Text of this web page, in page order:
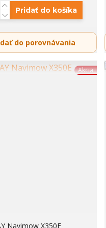
Pridať do košíka
do porovnávania
Akcia
Navimow X350E